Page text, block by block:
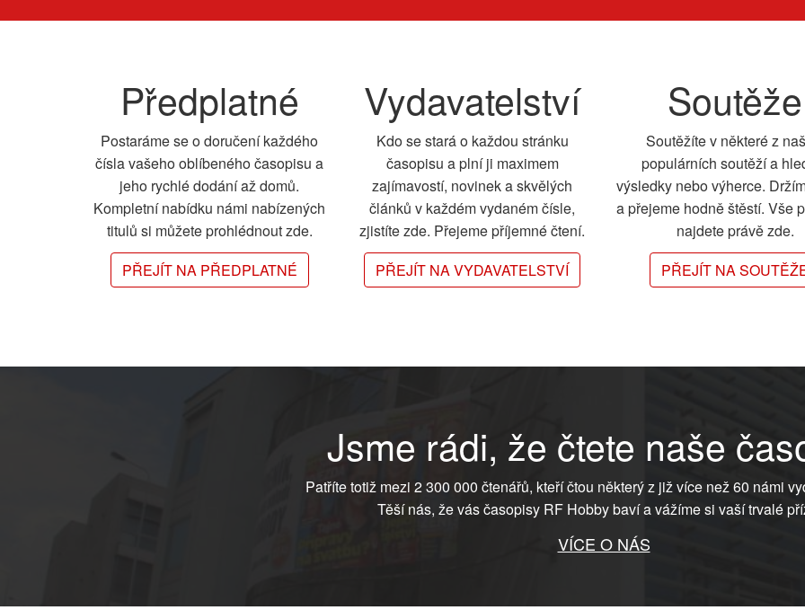
Předplatné
Postaráme se o doručení každého
čísla vašeho oblíbeného časopisu a
jeho rychlé dodání až domů.
Kompletní nabídku námi nabízených
titulů si můžete prohlédnout zde.
PŘEJÍT NA PŘEDPLATNÉ
Vydavatelství
Kdo se stará o každou stránku
časopisu a plní ji maximem
zajímavostí, novinek a skvělých
článků v každém vydaném čísle,
zjistíte zde. Přejeme příjemné čtení.
PŘEJÍT NA VYDAVATELSTVÍ
Soutěže
Soutěžíte v některé z
populárních soutěží a
výsledky nebo výherce.
a přejeme hodně štěstí. Vše
najdete právě zde.
PŘEJÍT NA
Jsme rádi, že čtete naše
Patříte totiž mezi 2 300 000 čtenářů, kteří čtou některý z již více než 60 námi
Těší nás, že vás časopisy RF Hobby baví a vážíme si vaší trvalé
VÍCE O NÁS